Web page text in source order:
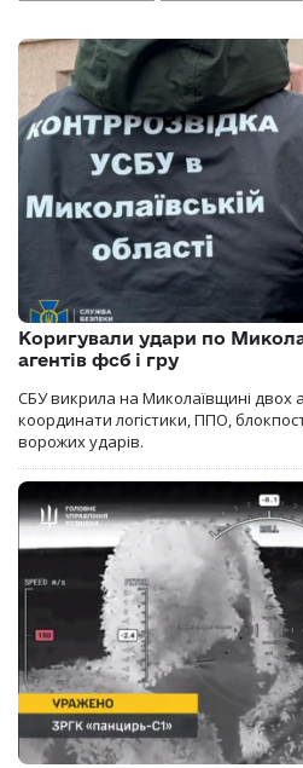
Коригували удари по
агентів фсб і гру
СБУ викрила на Миколаївщині двох
координати логістики, ППО,
ворожих ударів.